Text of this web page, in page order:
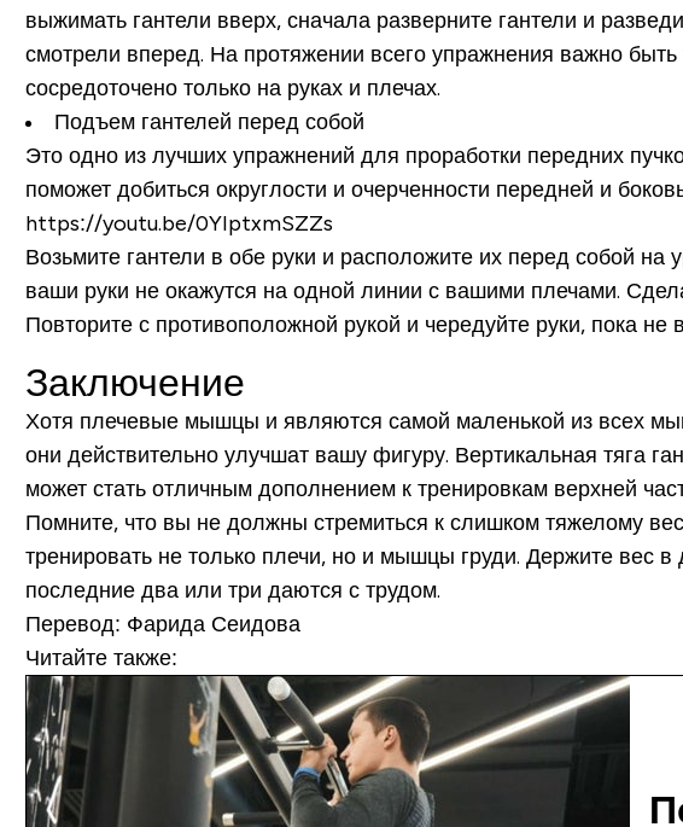
выжимать гантели вверх, сначала разверните гантели и
смотрели вперед. На протяжении всего упражнения важно
сосредоточено только на руках и плечах.
Подъем гантелей перед собой
Это одно из лучших упражнений для проработки передних
поможет добиться округлости и очерченности передней и
https://youtu.be/0YIptxmSZZs
Возьмите гантели в обе руки и расположите их перед собой
ваши руки не окажутся на одной линии с вашими плечами.
Повторите с противоположной рукой и чередуйте руки, пока
Заключение
Хотя плечевые мышцы и являются самой маленькой из всех
они действительно улучшат вашу фигуру. Вертикальная тяга
может стать отличным дополнением к тренировкам верхней
Помните, что вы не должны стремиться к слишком тяжелому
тренировать не только плечи, но и мышцы груди. Держите вес
последние два или три даются с трудом.
Перевод: Фарида Сеидова
Читайте также: